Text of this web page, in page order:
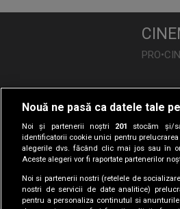
PRO•TV
Vocea
Apropo
Nouă ne pasă ca datele tale
Noi și partenerii noștri 201
stocăm și/
identificatorii cookie unici pentru
alegerile dvs. făcând clic mai jos sau în
Aceste alegeri vor fi raportate partenerilor
Noi si partenerii nostri (retelele de
nostri de servicii de date analitice)
pentru a personaliza continutul si